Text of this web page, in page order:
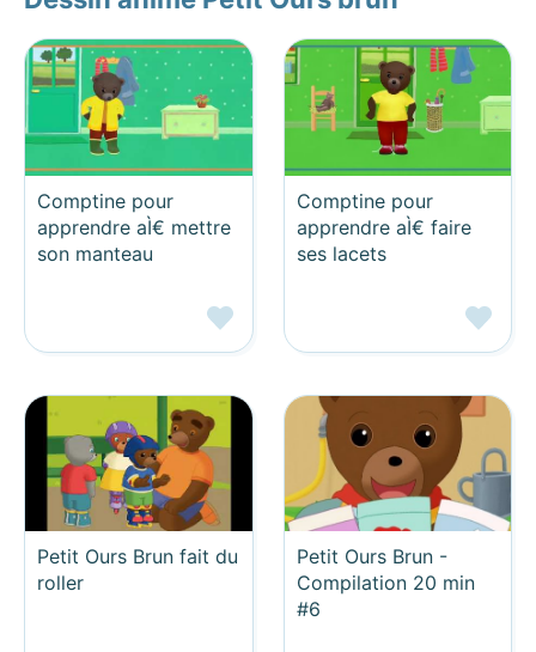
Comptine pour
apprendre aÌ€ mettre
son manteau
Comptine pour
apprendre aÌ€ faire
ses lacets
Petit Ours Brun fait du
roller
Petit Ours Brun -
Compilation 20 min
#6